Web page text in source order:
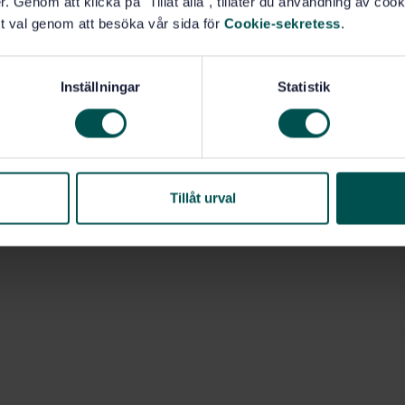
val genom att besöka vår sida för Cookie-sekretess.
Inställningar Statistik
Tillåt urval